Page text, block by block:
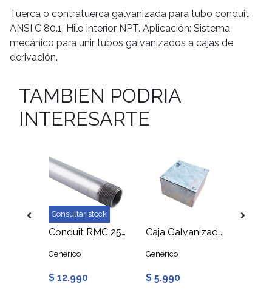
Tuerca o contratuerca galvanizada para tubo conduit
ANSI C 80.1. Hilo interior NPT. Aplicación: Sistema
mecánico para unir tubos galvanizados a cajas de
derivación.
TAMBIEN PODRIA
INTERESARTE
Consultar stock
Conduit RMC 25mm Galvanizado 3 Metros
Generico
$ 12.990
Caja Galvanizada A11 100x100x65mm
Generico
$ 5.990